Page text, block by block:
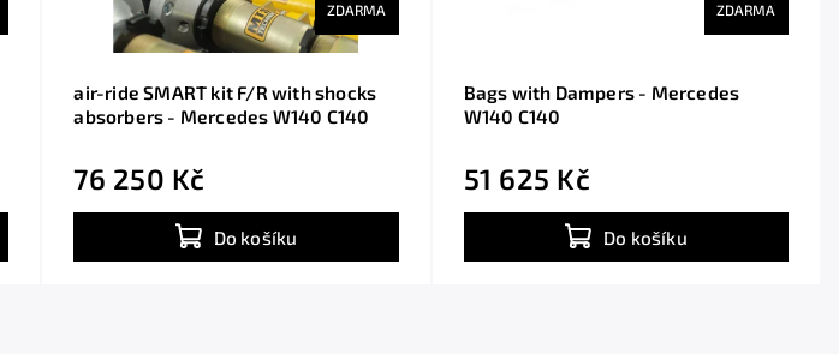
ZDARMA
air-ride SMART kit F/R with shocks
absorbers - Mercedes W140 C140
76 250 Kč
Do košíku
ZDARMA
Bags with Dampers - Mercedes
W140 C140
51 625 Kč
Do košíku